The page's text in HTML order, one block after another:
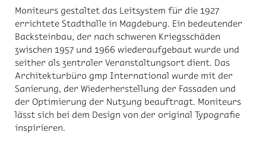
Moniteurs gestaltet das Leitsystem für die 1927
errichtete Stadthalle in Magdeburg. Ein bedeutender
Backsteinbau, der nach schweren Kriegsschäden
zwischen 1957 und 1966 wiederaufgebaut wurde und
seither als zentraler Veranstaltungsort dient. Das
Architekturbüro gmp International wurde mit der
Sanierung, der Wiederherstellung der Fassaden und
der Optimierung der Nutzung beauftragt. Moniteurs
lässt sich bei dem Design von der original Typografie
inspirieren.